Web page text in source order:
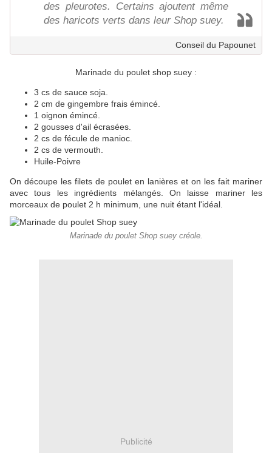
des pleurotes. Certains ajoutent même
des haricots verts dans leur Shop suey.
Conseil du Papounet
Marinade du poulet shop suey :
3 cs de sauce soja.
2 cm de gingembre frais émincé.
1 oignon émincé.
2 gousses d'ail écrasées.
2 cs de fécule de manioc.
2 cs de vermouth.
Huile-Poivre
On découpe les filets de poulet en lanières et on les fait mariner
avec tous les ingrédients mélangés. On laisse mariner les
morceaux de poulet 2 h minimum, une nuit étant l'idéal.
Marinade du poulet Shop suey créole.
Publicité